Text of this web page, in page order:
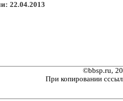
22.04.2013
©bbsp.ru,
При копировании